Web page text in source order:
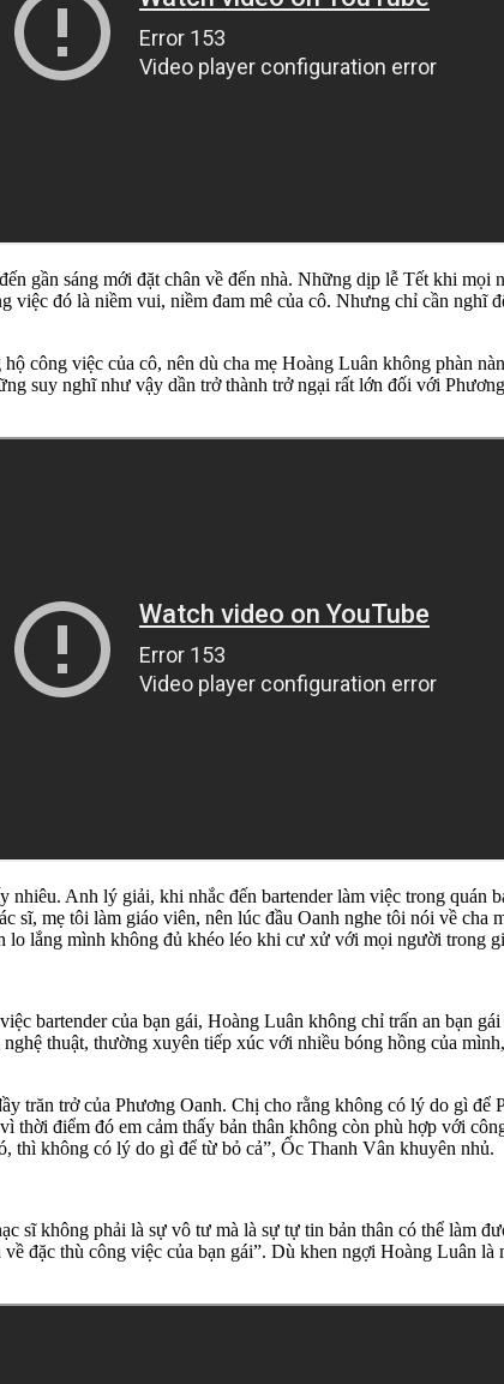
gần sáng mới đặt chân về đến nhà. Những dịp lễ Tết khi
việc đó là niềm vui, niềm đam mê của cô. Nhưng chỉ cần
công việc của cô, nên dù cha mẹ Hoàng Luân không phàn
suy nghĩ như vậy dần trở thành trở ngại rất lớn đối với
Anh lý giải, khi nhắc đến bartender làm việc trong
sĩ, mẹ tôi làm giáo viên, nên lúc đầu Oanh nghe tôi nói về
lo lắng mình không đủ khéo léo khi cư xử với mọi người trong
bartender của bạn gái, Hoàng Luân không chỉ trấn an bạn
thuật, thường xuyên tiếp xúc với nhiều bóng hồng của
trăn trở của Phương Oanh. Chị cho rằng không có lý do gì
thời điểm đó em cảm thấy bản thân không còn phù hợp với
thì không có lý do gì để từ bỏ cả”, Ốc Thanh Vân khuyên nhủ.
sĩ không phải là sự vô tư mà là sự tự tin bản thân có thể làm
đặc thù công việc của bạn gái”. Dù khen ngợi Hoàng Luân